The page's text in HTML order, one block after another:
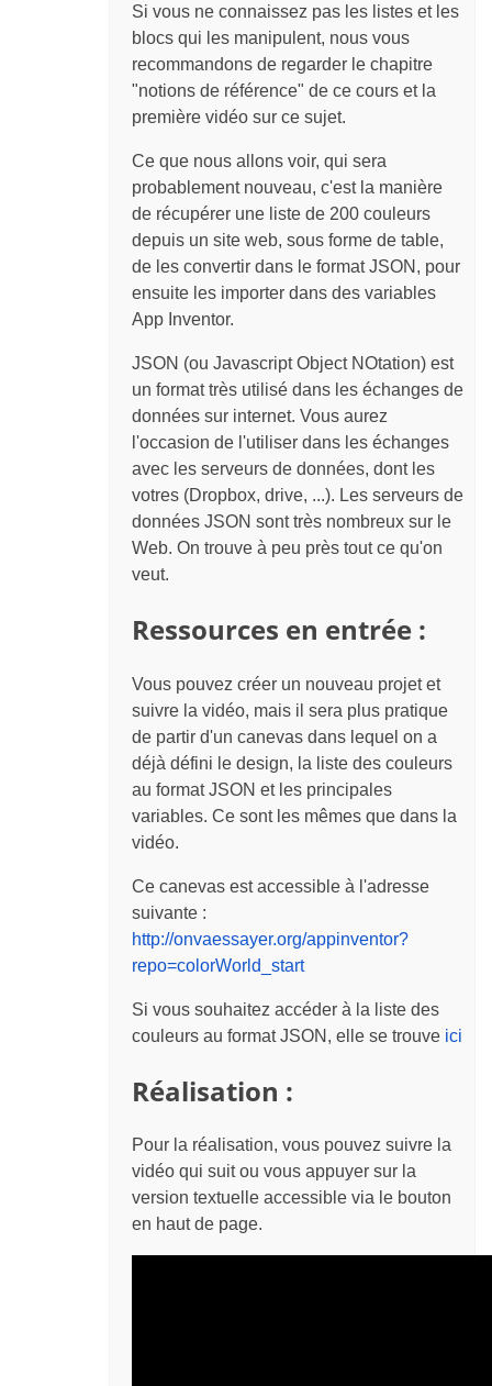
Si vous ne connaissez pas les listes et les
blocs qui les manipulent, nous vous
recommandons de regarder le chapitre
"notions de référence" de ce cours et la
première vidéo sur ce sujet.
Ce que nous allons voir, qui sera
probablement nouveau, c'est la manière
de récupérer une liste de 200 couleurs
depuis un site web, sous forme de table,
de les convertir dans le format JSON, pour
ensuite les importer dans des variables
App Inventor.
JSON (ou Javascript Object NOtation) est
un format très utilisé dans les échanges de
données sur internet. Vous aurez
l'occasion de l'utiliser dans les échanges
avec les serveurs de données, dont les
votres (Dropbox, drive, ...). Les serveurs de
données JSON sont très nombreux sur le
Web. On trouve à peu près tout ce qu'on
veut.
Ressources en entrée :
Vous pouvez créer un nouveau projet et
suivre la vidéo, mais il sera plus pratique
de partir d'un canevas dans lequel on a
déjà défini le design, la liste des couleurs
au format JSON et les principales
variables. Ce sont les mêmes que dans la
vidéo.
Ce canevas est accessible à l'adresse
suivante :
http://onvaessayer.org/appinventor?
repo=colorWorld_start
Si vous souhaitez accéder à la liste des
couleurs au format JSON, elle se trouve ici
Réalisation :
Pour la réalisation, vous pouvez suivre la
vidéo qui suit ou vous appuyer sur la
version textuelle accessible via le bouton
en haut de page.